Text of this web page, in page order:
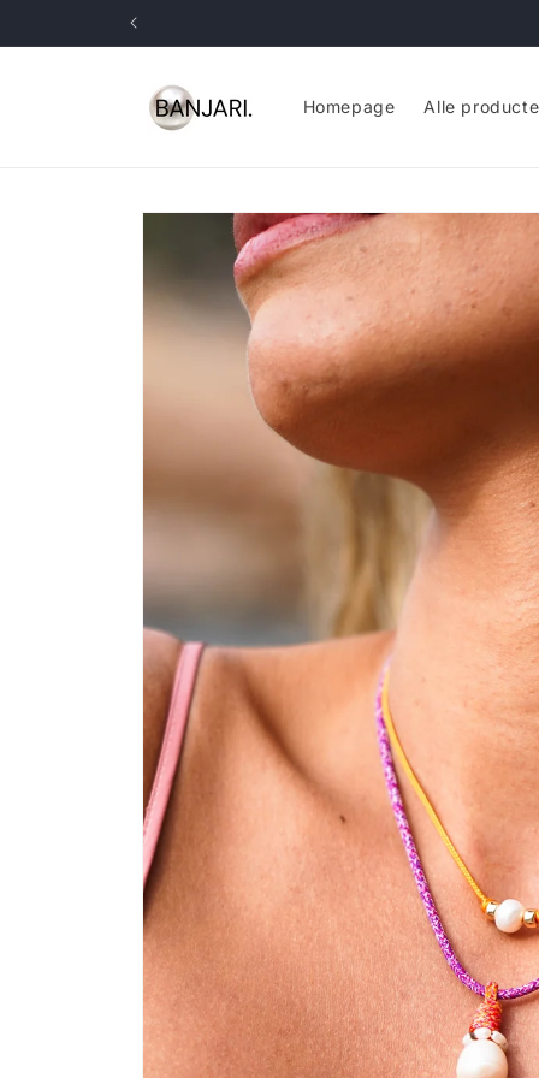
content
Homepage Alle
Ga direct naar
productinformatie